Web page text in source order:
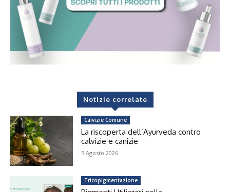
Notizie correlate
Calvizie Comune
La riscoperta dell’Ayurveda contro
calvizie e canizie
5 Agosto 2026
Tricopigmentazione